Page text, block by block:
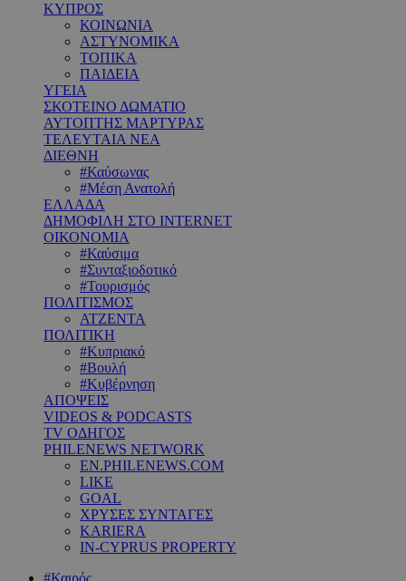
ΚΥΠΡΟΣ
ΚΟΙΝΩΝΙΑ
ΑΣΤΥΝΟΜΙΚΑ
ΤΟΠΙΚΑ
ΠΑΙΔΕΙΑ
ΥΓΕΙΑ
ΣΚΟΤΕΙΝΟ ΔΩΜΑΤΙΟ
ΑΥΤΟΠΤΗΣ ΜΑΡΤΥΡΑΣ
ΤΕΛΕΥΤΑΙΑ ΝΕΑ
ΔΙΕΘΝΗ
#Καύσωνας
#Μέση Ανατολή
ΕΛΛΑΔΑ
ΔΗΜΟΦΙΛΗ ΣΤΟ INTERNET
ΟΙΚΟΝΟΜΙΑ
#Καύσιμα
#Συνταξιοδοτικό
#Τουρισμός
ΠΟΛΙΤΙΣΜΟΣ
ΑΤΖΕΝΤΑ
ΠΟΛΙΤΙΚΗ
#Κυπριακό
#Βουλή
#Κυβέρνηση
ΑΠΟΨΕΙΣ
VIDEOS & PODCASTS
TV ΟΔΗΓΟΣ
PHILENEWS NETWORK
EN.PHILENEWS.COM
LIKE
GOAL
ΧΡΥΣΕΣ ΣΥΝΤΑΓΕΣ
KARIERA
IN-CYPRUS PROPERTY